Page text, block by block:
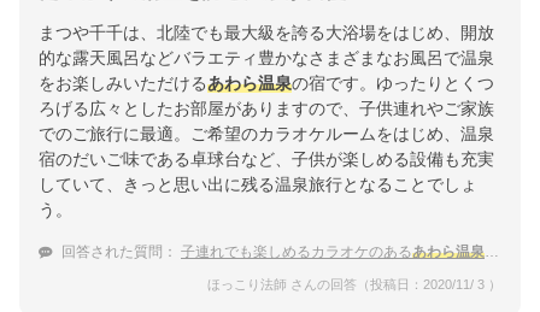
まつや千千は、北陸でも最大級を誇る大浴場をはじめ、開放
的な露天風呂などバラエティ豊かなさまざまなお風呂で温泉
をお楽しみいただけるあわら温泉の宿です。ゆったりとくつ
ろげる広々としたお部屋がありますので、子供連れやご家族
でのご旅行に最適。ご希望のカラオケルームをはじめ、温泉
宿のだいご味である卓球台など、子供が楽しめる設備も充実
していて、きっと思い出に残る温泉旅行となることでしょ
う。
回答された質問： 子連れでも楽しめるカラオケのあるあわら温泉
ほっこり法師 さんの回答（投稿日：2020/11/ 3 ）